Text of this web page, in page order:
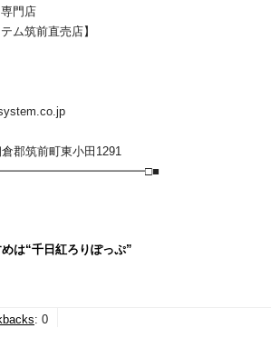
門店
ム筑前直売店】
郡筑前町東小田1291
は“千日紅ろりぽっぷ”
: 0